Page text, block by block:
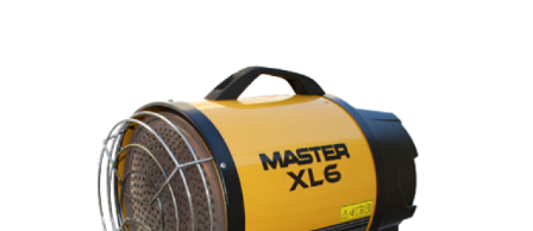
Betono pjovimo ir šlifavimo įrankiai
Betonavimo, tinkavimo technika
Dažymo, smėliavimo įranga
Drėgmės surinkėjai-drėkintuvai
Elektros generatoriai, pakrovėjai-paleidėjai